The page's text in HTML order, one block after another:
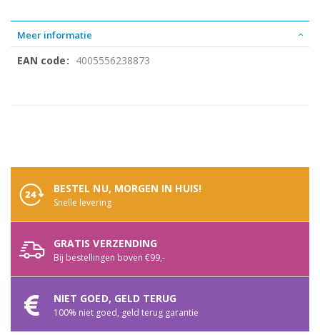
Meer informatie
Meer
4005556238873
BESTEL NU, MORGEN IN HUIS!
Snelle levering
GRATIS VERZENDING
Bij bestellingen boven €99,-
NIET GOED, GELD TERUG
100% niet goed, geld terug garantie